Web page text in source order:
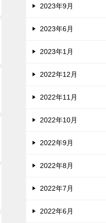
2023年9月
2023年6月
2023年1月
2022年12月
2022年11月
2022年10月
2022年9月
2022年8月
2022年7月
2022年6月